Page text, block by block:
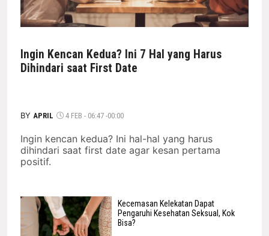
Ingin Kencan Kedua? Ini 7 Hal yang Harus
Dihindari saat First Date
BYAPRIL 4 FEB - 06:47 -00:00
Ingin kencan kedua? Ini hal-hal yang harus
dihindari saat first date agar kesan pertama
positif.
Kecemasan Kelekatan Dapat
Pengaruhi Kesehatan Seksual, Kok
Bisa?